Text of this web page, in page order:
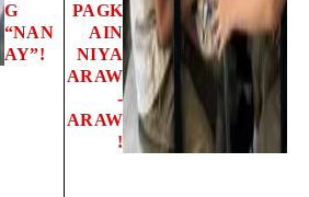
G
“NAN
AY”!
PAGK
AIN
NIYA
ARAW
-
ARAW
!